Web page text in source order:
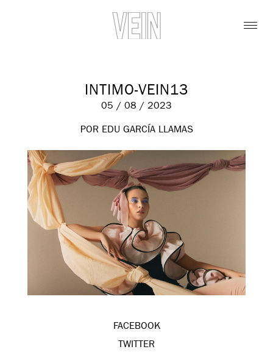
INTIMO-VEIN13
05 / 08 / 2023
POR EDU GARCÍA LLAMAS
FACEBOOK
TWITTER